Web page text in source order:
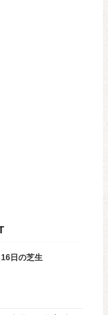
日の芝生